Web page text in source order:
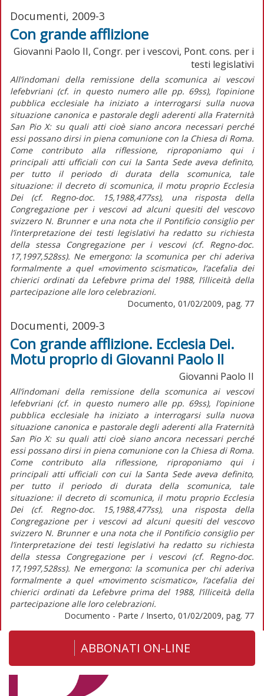
Documenti, 2009-3
Con grande afflizione
Giovanni Paolo II, Congr. per i vescovi, Pont. cons. per i
testi legislativi
All’indomani della remissione della scomunica ai vescovi
lefebvriani (cf. in questo numero alle pp. 69ss), l’opinione
pubblica ecclesiale ha iniziato a interrogarsi sulla nuova
situazione canonica e pastorale degli aderenti alla Fraternità
San Pio X: su quali atti cioè siano ancora necessari perché
essi possano dirsi in piena comunione con la Chiesa di Roma.
Come contributo alla riflessione, riproponiamo qui i
principali atti ufficiali con cui la Santa Sede aveva definito,
per tutto il periodo di durata della scomunica, tale
situazione: il decreto di scomunica, il motu proprio Ecclesia
Dei (cf. Regno-doc. 15,1988,477ss), una risposta della
Congregazione per i vescovi ad alcuni quesiti del vescovo
svizzero N. Brunner e una nota che il Pontificio consiglio per
l’interpretazione dei testi legislativi ha redatto su richiesta
della stessa Congregazione per i vescovi (cf. Regno-doc.
17,1997,528ss). Ne emergono: la scomunica per chi aderiva
formalmente a quel «movimento scismatico», l’acefalia dei
chierici ordinati da Lefebvre prima del 1988, l’illiceità della
partecipazione alle loro celebrazioni.
Documento, 01/02/2009, pag. 77
Documenti, 2009-3
Con grande afflizione. Ecclesia Dei.
Motu proprio di Giovanni Paolo II
Giovanni Paolo II
All’indomani della remissione della scomunica ai vescovi
lefebvriani (cf. in questo numero alle pp. 69ss), l’opinione
pubblica ecclesiale ha iniziato a interrogarsi sulla nuova
situazione canonica e pastorale degli aderenti alla Fraternità
San Pio X: su quali atti cioè siano ancora necessari perché
essi possano dirsi in piena comunione con la Chiesa di Roma.
Come contributo alla riflessione, riproponiamo qui i
principali atti ufficiali con cui la Santa Sede aveva definito,
per tutto il periodo di durata della scomunica, tale
situazione: il decreto di scomunica, il motu proprio Ecclesia
Dei (cf. Regno-doc. 15,1988,477ss), una risposta della
Congregazione per i vescovi ad alcuni quesiti del vescovo
svizzero N. Brunner e una nota che il Pontificio consiglio per
l’interpretazione dei testi legislativi ha redatto su richiesta
della stessa Congregazione per i vescovi (cf. Regno-doc.
17,1997,528ss). Ne emergono: la scomunica per chi aderiva
formalmente a quel «movimento scismatico», l’acefalia dei
chierici ordinati da Lefebvre prima del 1988, l’illiceità della
partecipazione alle loro celebrazioni.
Documento - Parte / Inserto, 01/02/2009, pag. 77
ABBONATI ON-LINE